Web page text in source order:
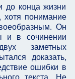
до конца жизни
хотя понимание
Он
и в сочинении
заметных
доказать,
ошибки в